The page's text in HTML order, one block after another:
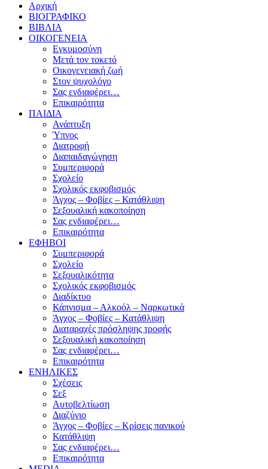
Αρχική
ΒΙΟΓΡΑΦΙΚΟ
ΒΙΒΛΙΑ
ΟΙΚΟΓΕΝΕΙΑ
Εγκυμοσύνη
Μετά τον τοκετό
Οικογενειακή ζωή
Στον ψυχολόγο
Σας ενδιαφέρει…
Επικαιρότητα
ΠΑΙΔΙΑ
Ανάπτυξη
Ύπνος
Διατροφή
Διαπαιδαγώγηση
Συμπεριφορά
Σχολείο
Σχολικός εκφοβισμός
Άγχος – Φοβίες – Κατάθλιψη
Σεξουαλική κακοποίηση
Σας ενδιαφέρει…
Επικαιρότητα
ΕΦΗΒΟΙ
Συμπεριφορά
Σχολείο
Σεξουαλικότητα
Σχολικός εκφοβισμός
Διαδίκτυο
Κάπνισμα – Αλκοόλ – Ναρκωτικά
Άγχος – Φοβίες – Κατάθλιψη
Διαταραχές πρόσληψης τροφής
Σεξουαλική κακοποίηση
Σας ενδιαφέρει…
Επικαιρότητα
ΕΝΗΛΙΚΕΣ
Σχέσεις
Σεξ
Αυτοβελτίωση
Διαζύγιο
Άγχος – Φοβίες – Κρίσεις πανικού
Κατάθλιψη
Σας ενδιαφέρει…
Επικαιρότητα